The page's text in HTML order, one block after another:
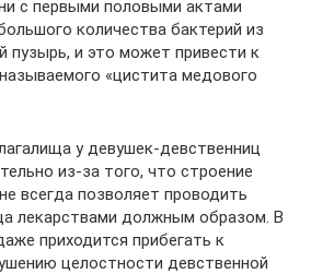
с первыми половыми актами
количества бактерий из
пузырь, и это может привести к
«цистита медового
у девушек-девственниц
из-за того, что строение
всегда позволяет проводить
лекарствами должным образом. В
приходится прибегать к
целостности девственной